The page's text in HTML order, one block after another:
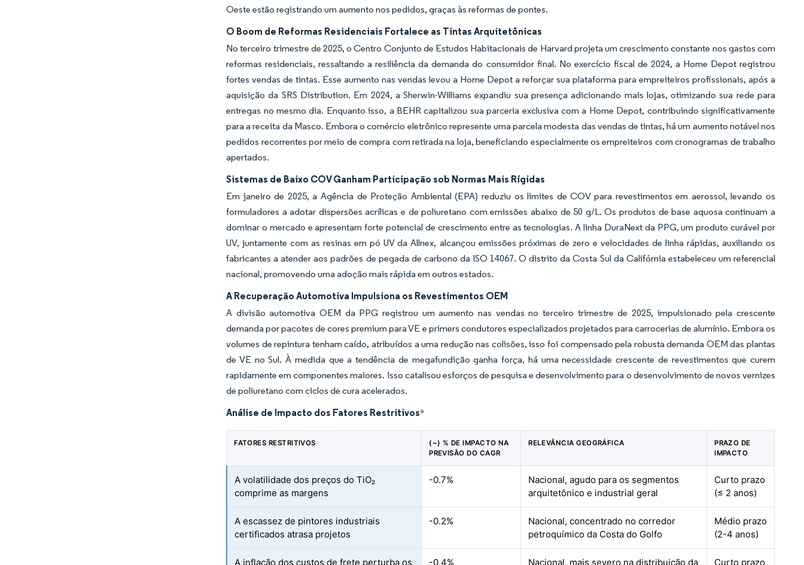
Oeste estão registrando um aumento nos pedidos, graças às reformas de pontes.
O Boom de Reformas Residenciais Fortalece as Tintas Arquitetônicas
No terceiro trimestre de 2025, o Centro Conjunto de Estudos Habitacionais de Harvard projeta um crescimento constante nos gastos com
reformas residenciais, ressaltando a resiliência da demanda do consumidor final. No exercício fiscal de 2024, a Home Depot registrou
fortes vendas de tintas. Esse aumento nas vendas levou a Home Depot a reforçar sua plataforma para empreiteiros profissionais, após a
aquisição da SRS Distribution. Em 2024, a Sherwin-Williams expandiu sua presença adicionando mais lojas, otimizando sua rede para
entregas no mesmo dia. Enquanto isso, a BEHR capitalizou sua parceria exclusiva com a Home Depot, contribuindo significativamente
para a receita da Masco. Embora o comércio eletrônico represente uma parcela modesta das vendas de tintas, há um aumento notável nos
pedidos recorrentes por meio de compra com retirada na loja, beneficiando especialmente os empreiteiros com cronogramas de trabalho
apertados.
Sistemas de Baixo COV Ganham Participação sob Normas Mais Rígidas
Em janeiro de 2025, a Agência de Proteção Ambiental (EPA) reduziu os limites de COV para revestimentos em aerossol, levando os
formuladores a adotar dispersões acrílicas e de poliuretano com emissões abaixo de 50 g/L. Os produtos de base aquosa continuam a
dominar o mercado e apresentam forte potencial de crescimento entre as tecnologias. A linha DuraNext da PPG, um produto curável por
UV, juntamente com as resinas em pó UV da Allnex, alcançou emissões próximas de zero e velocidades de linha rápidas, auxiliando os
fabricantes a atender aos padrões de pegada de carbono da ISO 14067. O distrito da Costa Sul da Califórnia estabeleceu um referencial
nacional, promovendo uma adoção mais rápida em outros estados.
A Recuperação Automotiva Impulsiona os Revestimentos OEM
A divisão automotiva OEM da PPG registrou um aumento nas vendas no terceiro trimestre de 2025, impulsionado pela crescente
demanda por pacotes de cores premium para VE e primers condutores especializados projetados para carrocerias de alumínio. Embora os
volumes de repintura tenham caído, atribuídos a uma redução nas colisões, isso foi compensado pela robusta demanda OEM das plantas
de VE no Sul. À medida que a tendência de megafundição ganha força, há uma necessidade crescente de revestimentos que curem
rapidamente em componentes maiores. Isso catalisou esforços de pesquisa e desenvolvimento para o desenvolvimento de novos vernizes
de poliuretano com ciclos de cura acelerados.
Análise de Impacto dos Fatores Restritivos*
FATORES RESTRITIVOS
(~) % DE IMPACTO NA
PREVISÃO DO CAGR
RELEVÂNCIA GEOGRÁFICA
PRAZO DE
IMPACTO
A volatilidade dos preços do TiO₂
comprime as margens
-0.7%
Nacional, agudo para os segmentos
arquitetônico e industrial geral
Curto prazo
(≤ 2 anos)
A escassez de pintores industriais
certificados atrasa projetos
-0.2%
Nacional, concentrado no corredor
petroquímico da Costa do Golfo
Médio prazo
(2-4 anos)
A inflação dos custos de frete perturba os -0.4% Nacional, mais severo na distribuição da Curto prazo